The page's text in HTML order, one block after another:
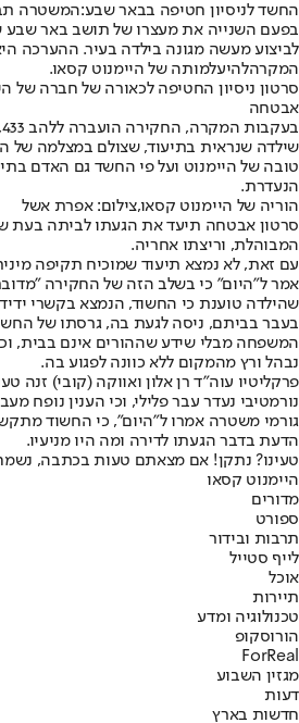
החשד לניסיון חטיפה בבאר שבע:המשטרה
בפעם השנייה את מעצרו של תושב באר
לביצוע מעשה מגונה בילדה בעיר. ההערכה
המקרהלהיעלמותה של היימנוט קסאו.
סרטון ניסיון החטיפה לכאורה של חברה של
אבטחה
שילדה שנראית בתיעוד, שצולם במצלמה של
הנעדרת.
הוריה של היימנוט קסאו,צילום: אפרת אשל
סרטון אבטחה תיעד את הגעתו לביתה בעת
המבוהלת, וריצתו אחריה.
עם זאת, לא נמצא תיעוד שמוכיח תקיפה
אמר ל"היום" כי בשלב הזה של החקירה
שהילדה טוענת כי החשוד, הנמצא בקשרי
בעבר בביתם, ניסה לגעת בה, גרסתו של
המשפחה מבלי שידע שההורים אינם בבית,
נבהל ורץ מהמקום ללא כוונה לפגוע בה.
פרקליטיו עוה"ד רן אלון ואווקה (קובי) זנה
נורמטיבי נעדר עבר פלילי, וכי הענין נופח
גורמי משטרה אמרו ל"היום", כי החשוד
הדעת בדבר הגעתו לדירה ומה היו מניעיו.
טעינו? נתקן! אם מצאתם טעות בכתבה,
היימנוט קסאו
מדורים
ספורט
תרבות ובידור
לייף סטייל
אוכל
תיירות
טכנולוגיה ומדע
הורוסקופ
ForReal
מגזין השבוע
דעות
חדשות בארץ